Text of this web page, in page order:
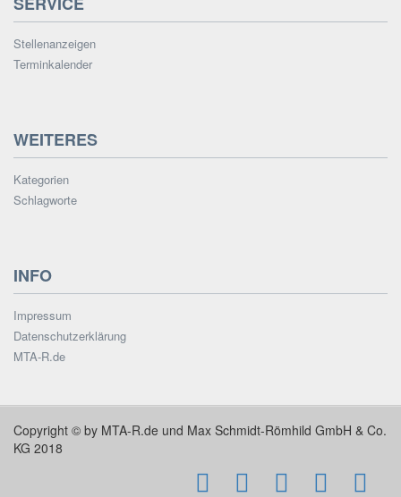
Stellenanzeigen
Terminkalender
WEITERES
Kategorien
Schlagworte
INFO
Impressum
Datenschutzerklärung
MTA-R.de
Copyright © by MTA-R.de und Max Schmidt-Römhild GmbH & Co.
KG 2018